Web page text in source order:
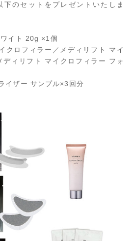
下のセットをプレゼントいたしま
ワイト 20g ×1個
クロフィラー／メディリフト マイ
ディリフト マイクロフィラー フォ
イザー サンプル×3回分